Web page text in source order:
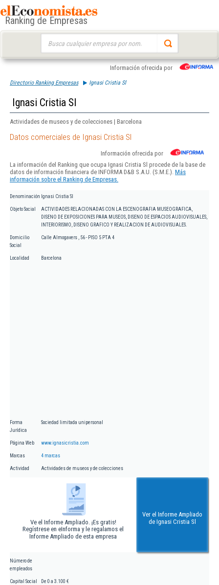
Ranking de Empresas
Información ofrecida por
Directorio Ranking Empresas Ignasi Cristia Sl
Ignasi Cristia Sl
Actividades de museos y de colecciones | Barcelona
Datos comerciales de Ignasi Cristia Sl
Información ofrecida por
La información del Ranking que ocupa Ignasi Cristia Sl procede de la base de
datos de información financiera de INFORMA D&B S.A.U. (S.M.E.). Más
información sobre el Ranking de Empresas.
Denominación Ignasi Cristia Sl
Objeto Social
ACTIVIDADES RELACIONADAS CON LA ESCENOGRAFIA MUSEOGRAFICA,
DISENO DE EXPOSICIONES PARA MUSEOS, DISENO DE ESPACIOS AUDIOVISUALES,
INTERIORISMO, DISENO GRAFICO Y REALIZACION DE AUDIOVISUALES.
Domicilio
Social
Calle Almogavers , 56 - PISO 5 PTA 4
Localidad Barcelona
Forma
Jurídica
Sociedad limitada unipersonal
Página Web www.ignasicristia.com
Marcas 4 marcas
Actividad Actividades de museos y de colecciones
Ve el Informe Ampliado. ¡Es gratis!
Regístrese en eInforma y le regalamos el
Informe Ampliado de esta empresa
Ver el Informe Ampliado
de Ignasi Cristia Sl
Número de
empleados
Capital Social De 0 a 3.100 €